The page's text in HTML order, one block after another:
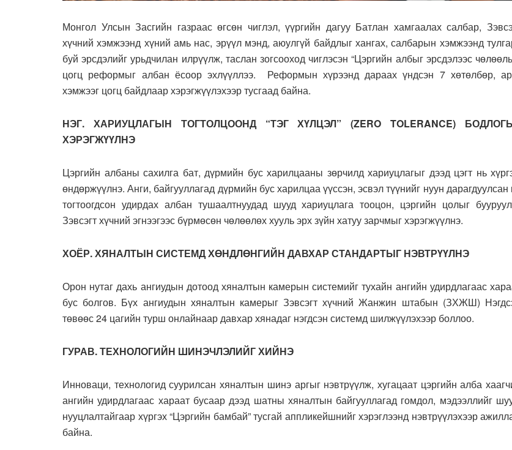
Монгол Улсын Засгийн газраас өгсөн чиглэл, үүргийн дагуу Батлан хамгаалах салбар,
хүчний хэмжээнд хүний амь нас, эрүүл мэнд, аюулгүй байдлыг хангах, салбарын хэмжээнд
буй эрсдэлийг урьдчилан илрүүлж, таслан зогсооход чиглэсэн “Цэргийн албыг эрсдэлээс
цогц реформыг албан ёсоор эхлүүллээ. Реформын хүрээнд дараах үндсэн 7 хөтөлбөр,
хэмжээг цогц байдлаар хэрэгжүүлэхээр тусгаад байна.
НЭГ. ХАРИУЦЛАГЫН ТОГТОЛЦООНД “ТЭГ ХҮЛЦЭЛ” (ZERO TOLERANCE)
ХЭРЭГЖҮҮЛНЭ
Цэргийн албаны сахилга бат, дүрмийн бус харилцааны зөрчилд хариуцлагыг дээд цэгт нь
өндөржүүлнэ. Анги, байгууллагад дүрмийн бус харилцаа үүссэн, эсвэл түүнийг нуун дарагдуулсан
тогтоогдсон удирдах албан тушаалтнуудад шууд хариуцлага тооцон, цэргийн цолыг
Зэвсэгт хүчний эгнээгээс бүрмөсөн чөлөөлөх хууль эрх зүйн хатуу зарчмыг хэрэгжүүлнэ.
ХОЁР. ХЯНАЛТЫН СИСТЕМД ХӨНДЛӨНГИЙН ДАВХАР СТАНДАРТЫГ НЭВТРҮҮЛНЭ
Орон нутаг дахь ангиудын дотоод хяналтын камерын системийг тухайн ангийн удирдлагаас
бус болгов. Бүх ангиудын хяналтын камерыг Зэвсэгт хүчний Жанжин штабын (ЗХЖШ)
төвөөс 24 цагийн турш онлайнаар давхар хянадаг нэгдсэн системд шилжүүлэхээр боллоо.
ГУРАВ. ТЕХНОЛОГИЙН ШИНЭЧЛЭЛИЙГ ХИЙНЭ
Инноваци, технологид суурилсан хяналтын шинэ аргыг нэвтрүүлж, хугацаат цэргийн алба
ангийн удирдлагаас хараат бусаар дээд шатны хяналтын байгууллагад гомдол, мэдээллийг
нууцлалтайгаар хүргэх “Цэргийн бамбай” тусгай аппликейшнийг хэрэглээнд нэвтрүүлэхээр
байна.